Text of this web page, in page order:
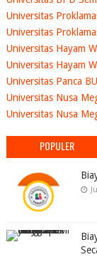
Universitas
Universitas
Universitas Hayam
Universitas Hayam
Universitas Panca
Universitas Nusa
Universitas Nusa
POPULER